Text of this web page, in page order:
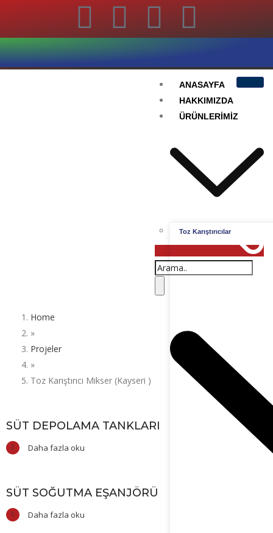
ANASAYFA
HAKKIMIZDA
ÜRÜNLERIMIZ
Toz Karıştırıcılar
Home
»
Projeler
»
Toz Karıştırıcı Mikser (Kayseri )
SÜT DEPOLAMA TANKLARI
Daha fazla oku
SÜT SOĞUTMA EŞANJÖRÜ
Daha fazla oku